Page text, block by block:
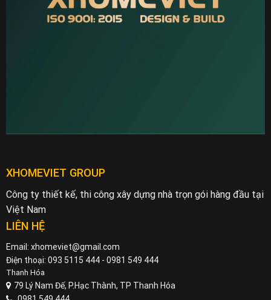
XHOMEVIET GROUP
Công ty thiết kế, thi công xây dựng nhà trọn gói hàng đầu tại
Việt Nam
LIÊN HỆ
Email: xhomeviet@gmail.com
Điện thoại: 093 5115 444 - 0981 549 444
Thanh Hóa
79 Lý Nam Đế, P.Hạc Thành, TP Thanh Hóa